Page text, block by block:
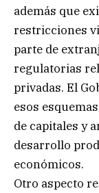
además que
restricciones
parte de
regulatorias
privadas. El
esos
de capitales y
desarrollo
económicos.
Otro aspecto